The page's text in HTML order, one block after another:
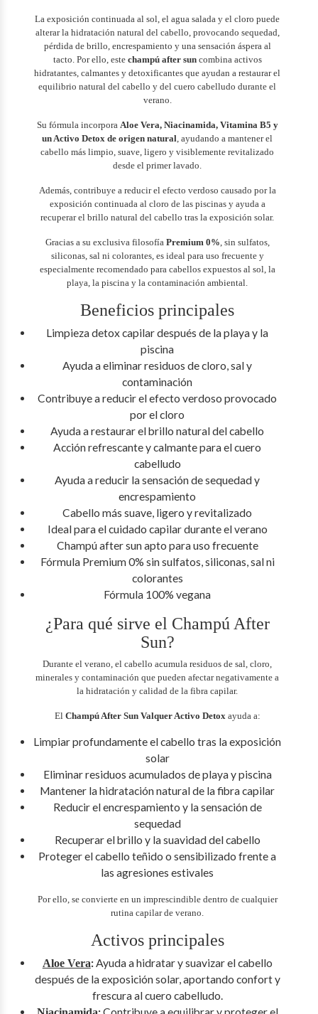
La exposición continuada al sol, el agua salada y el cloro puede
alterar la hidratación natural del cabello, provocando sequedad,
pérdida de brillo, encrespamiento y una sensación áspera al
tacto. Por ello, este champú after suncombina activos
hidratantes, calmantes y detoxificantes que ayudan a restaurar el
equilibrio natural del cabello y del cuero cabelludo durante el
verano.
Su fórmula incorpora Aloe Vera, Niacinamida, Vitamina B5 y
un Activo Detox de origen natural , ayudando a mantener el
cabello más limpio, suave, ligero y visiblemente revitalizado
desde el primer lavado.
Además, contribuye a reducir el efecto verdoso causado por la
exposición continuada al cloro de las piscinas y ayuda a
recuperar el brillo natural del cabello tras la exposición solar.
Gracias a su exclusiva filosofía Premium 0% , sin sulfatos,
siliconas, sal ni colorantes, es ideal para uso frecuente y
especialmente recomendado para cabellos expuestos al sol, la
playa, la piscina y la contaminación ambiental.
Beneficios principales
Limpieza detox capilar después de la playa y la
piscina
Ayuda a eliminar residuos de cloro, sal y
contaminación
Contribuye a reducir el efecto verdoso provocado
por el cloro
Ayuda a restaurar el brillo natural del cabello
Acción refrescante y calmante para el cuero
cabelludo
Ayuda a reducir la sensación de sequedad y
encrespamiento
Cabello más suave, ligero y revitalizado
Ideal para el cuidado capilar durante el verano
Champú after sun apto para uso frecuente
Fórmula Premium 0% sin sulfatos, siliconas, sal ni
colorantes
Fórmula 100% vegana
¿Para qué sirve el Champú After
Sun?
Durante el verano, el cabello acumula residuos de sal, cloro,
minerales y contaminación que pueden afectar negativamente a
la hidratación y calidad de la fibra capilar.
El Champú After Sun Valquer Activo Detox ayuda a:
Limpiar profundamente el cabello tras la exposición
solar
Eliminar residuos acumulados de playa y piscina
Mantener la hidratación natural de la fibra capilar
Reducir el encrespamiento y la sensación de
sequedad
Recuperar el brillo y la suavidad del cabello
Proteger el cabello teñido o sensibilizado frente a
las agresiones estivales
Por ello, se convierte en un imprescindible dentro de cualquier
rutina capilar de verano.
Activos principales
Aloe Vera:Ayuda a hidratar y suavizar el cabello
después de la exposición solar, aportando confort y
frescura al cuero cabelludo.